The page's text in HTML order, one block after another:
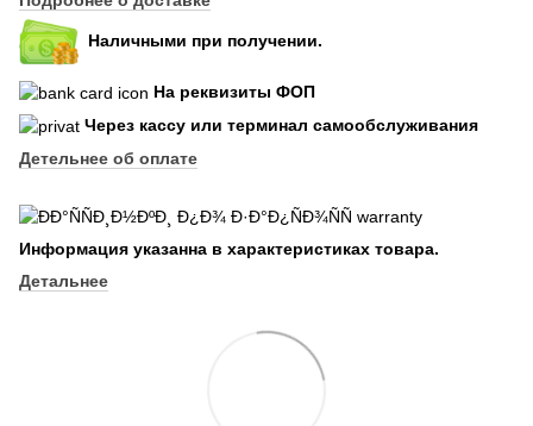
Наличными при получении.
На реквизиты ФОП
Через кассу или терминал самообслуживания
Детельнее об оплате
Информация указанна в характеристиках товара.
Детальнее